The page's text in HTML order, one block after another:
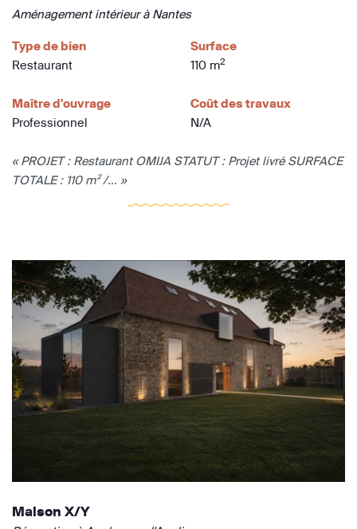
Aménagement intérieur à Nantes
Type de bien
Restaurant
Surface
110 m2
Maître d'ouvrage
Professionnel
Coût des travaux
N/A
« PROJET : Restaurant OMIJA STATUT : Projet livré SURFACE
TOTALE : 110 m² /... »
Maison X/Y